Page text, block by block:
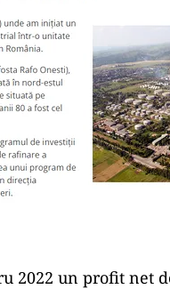
2022 un profit net